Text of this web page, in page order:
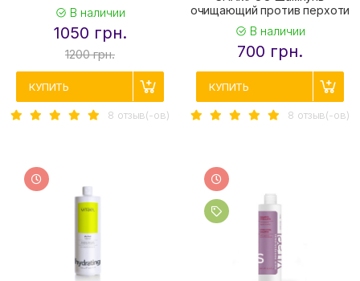
В наличии
1050 грн.
1200 грн.
КУПИТЬ
8 отзыв(-ов)
очищающий против перхоти
В наличии
700 грн.
КУПИТЬ
8 отзыв(-ов)